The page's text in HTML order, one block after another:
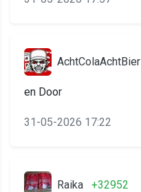
AchtColaAchtBier
en Door
31-05-2026 17:22
Raika +32952